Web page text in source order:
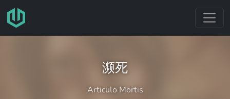
跳转至主要内容
濒死
Articulo Mortis